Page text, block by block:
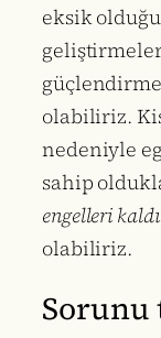
eksik
olabiliriz.
nedeniyle
sahip
engelleri
olabiliriz.
Sorunu